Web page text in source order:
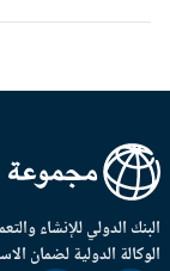
الدولي للإنشاء والتعمير
الدولية لضمان